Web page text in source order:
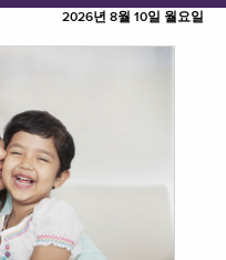
2026년 8월 10일 월요일